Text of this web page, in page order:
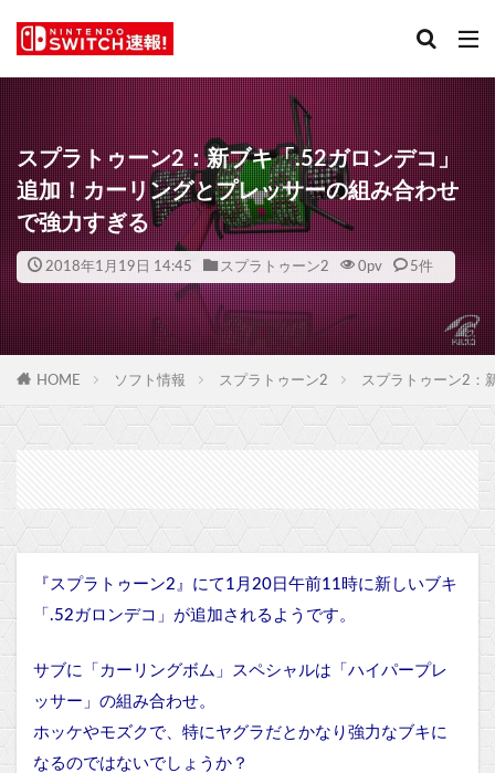
スプラトゥーン2：新ブキ「.52ガロンデコ」
追加！カーリングとプレッサーの組み合わせ
で強力すぎる
2018年1月19日 14:45 スプラトゥーン2 0pv 5件
HOME ソフト情報 スプラトゥーン2 スプラトゥーン2：
『スプラトゥーン2』にて1月20日午前11時に新しいブキ
「.52ガロンデコ」が追加されるようです。
サブに「カーリングボム」スペシャルは「ハイパープレ
ッサー」の組み合わせ。
ホッケやモズクで、特にヤグラだとかなり強力なブキに
なるのではないでしょうか？